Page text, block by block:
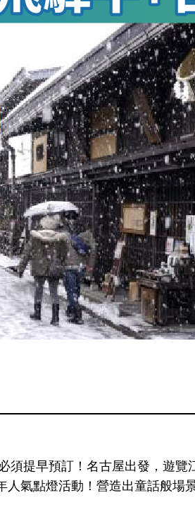
提早預訂！名古屋出發，遊覽
氣點燈活動！營造出童話般場